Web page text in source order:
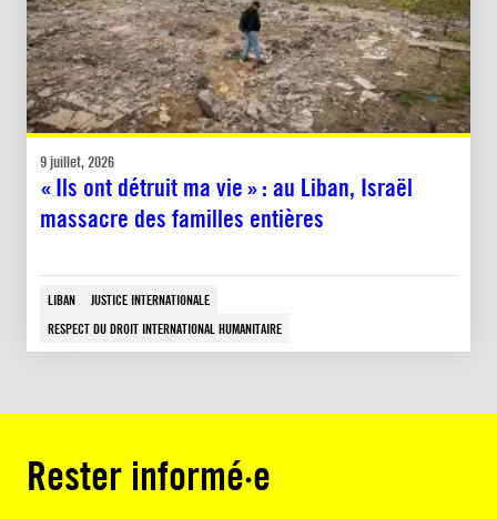
9 juillet, 2026
« Ils ont détruit ma vie » : au Liban, Israël
massacre des familles entières
LIBAN
JUSTICE INTERNATIONALE
RESPECT DU DROIT INTERNATIONAL HUMANITAIRE
Rester informé·e